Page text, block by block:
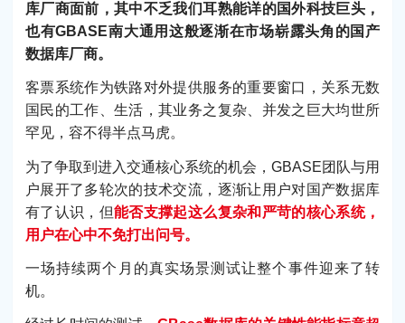
库厂商面前，其中不乏我们耳熟能详的国外科技巨头，
也有GBASE南大通用这般逐渐在市场崭露头角的国产
数据库厂商。
客票系统作为铁路对外提供服务的重要窗口，关系无数
国民的工作、生活，其业务之复杂、并发之巨大均世所
罕见，容不得半点马虎。
为了争取到进入交通核心系统的机会，GBASE团队与用
户展开了多轮次的技术交流，逐渐让用户对国产数据库
有了认识，但能否支撑起这么复杂和严苛的核心系统，
用户在心中不免打出问号。
一场持续两个月的真实场景测试让整个事件迎来了转
机。